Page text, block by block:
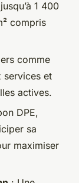
1 400
compris
comme
services et
actives.
DPE,
sa
maximiser